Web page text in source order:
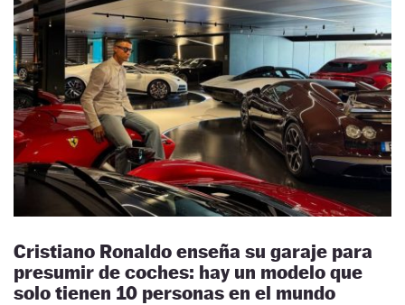
Cristiano Ronaldo enseña su garaje para
presumir de coches: hay un modelo que
solo tienen 10 personas en el mundo